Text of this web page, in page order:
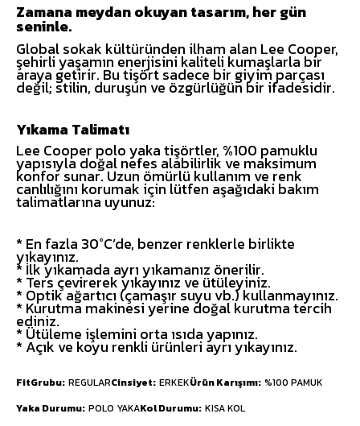
Zamana meydan okuyan tasarım, her gün
seninle.
Global sokak kültüründen ilham alan Lee Cooper,
şehirli yaşamın enerjisini kaliteli kumaşlarla bir
araya getirir. Bu tişört sadece bir giyim parçası
değil; stilin, duruşun ve özgürlüğün bir ifadesidir.
Yıkama Talimatı
Lee Cooper polo yaka tişörtler, %100 pamuklu
yapısıyla doğal nefes alabilirlik ve maksimum
konfor sunar. Uzun ömürlü kullanım ve renk
canlılığını korumak için lütfen aşağıdaki bakım
talimatlarına uyunuz:
* En fazla 30°C’de, benzer renklerle birlikte
yıkayınız.
* İlk yıkamada ayrı yıkamanız önerilir.
* Ters çevirerek yıkayınız ve ütüleyiniz.
* Optik ağartıcı (çamaşır suyu vb.) kullanmayınız.
* Kurutma makinesi yerine doğal kurutma tercih
ediniz.
* Ütüleme işlemini orta ısıda yapınız.
* Açık ve koyu renkli ürünleri ayrı yıkayınız.
FitGrubu REGULARCinsiyet ERKEKÜrün Karışımı %100 PAMUK
Yaka Durumu POLO YAKAKol Durumu KISA KOL